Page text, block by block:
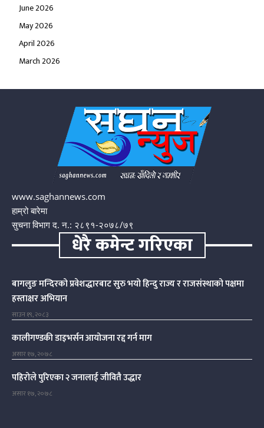
June 2026
May 2026
April 2026
March 2026
www.saghannews.com
हाम्रो बारेमा
सुचना विभाग द. न.: २८९१-२०७८/७९
धेरै कमेन्ट गरिएका
बागलुङ मन्दिरको प्रवेशद्धारबाट सुरु भयो हिन्दु राज्य र राजसंस्थाको पक्षमा
हस्ताक्षर अभियान
साउन १९, २०८३
कालीगण्डकी डाइभर्सन आयोजना रद्द गर्न माग
असार १७, २०७८
पहिरोले पुरिएका २ जनालाई जीवितै उद्धार
असार १७, २०७८